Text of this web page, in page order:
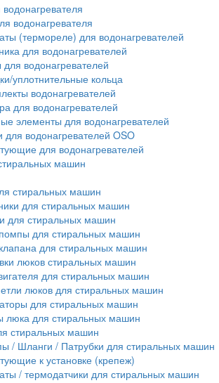
водонагревателя
(термореле) для водонагревателей
для водонагревателей
водонагревателей
уплотнительные кольца
водонагревателей
для водонагревателей
элементы для водонагревателей
для водонагревателей OSO
для водонагревателей
машин
стиральных машин
для стиральных машин
для стиральных машин
для стиральных машин
для стиральных машин
люков стиральных машин
для стиральных машин
люков для стиральных машин
для стиральных машин
люка для стиральных машин
стиральных машин
/ Шланги / Патрубки для стиральных машин
к установке (крепеж)
/ термодатчики для стиральных машин